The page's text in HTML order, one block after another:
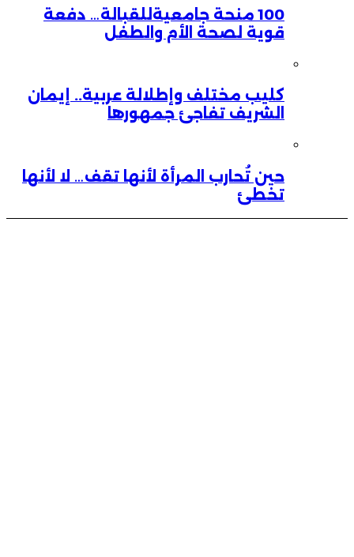
100 منحة جامعيةللقبالة… دفعة
قوية لصحة الأم والطفل
كليب مختلف وإطلالة عربية.. إيمان
الشريف تفاجئ جمهورها
حين تُحارب المرأة لأنها تقف… لا لأنها
تخطئ